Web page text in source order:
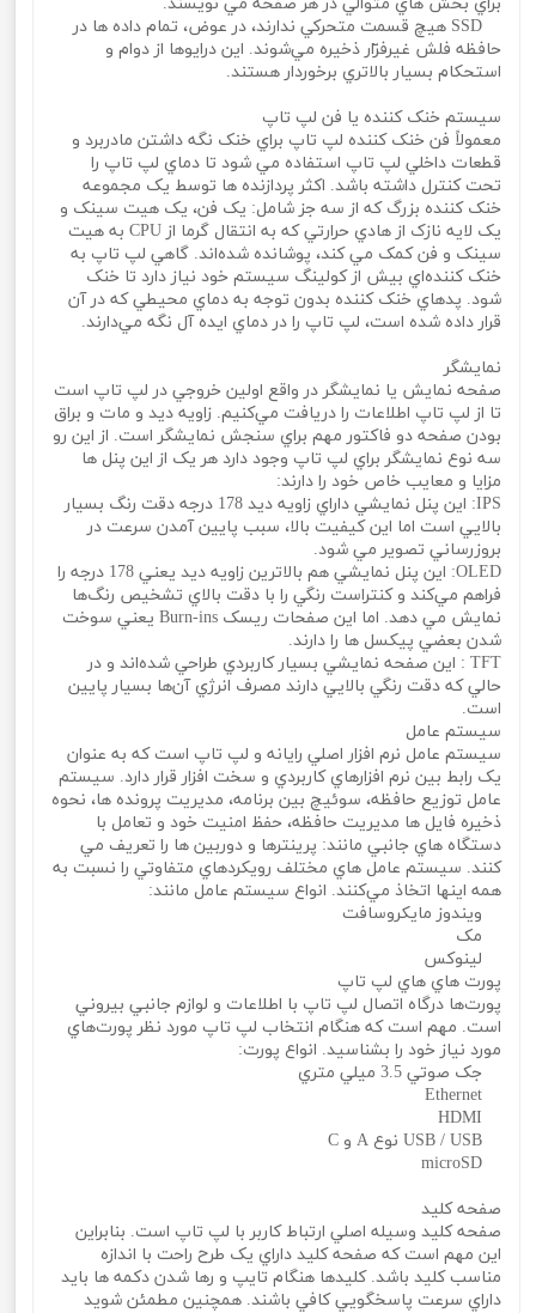
براي بخش هاي متوالي در هر صفحه مي‌ نويسند.
SSD هيچ قسمت متحرکي ندارند، در عوض، تمام داده ها در
حافظه فلش غيرفرّار ذخيره مي‌شوند. اين درايوها از دوام و
استحکام بسيار بالاتري برخوردار هستند.
سيستم خنک کننده يا فن لپ تاپ
معمولاً فن خنک کننده لپ تاپ براي خنک نگه داشتن مادربرد و
قطعات داخلي لپ تاپ استفاده مي شود تا دماي لپ تاپ را
تحت کنترل داشته باشد. اکثر پردازنده ها توسط يک مجموعه
خنک کننده بزرگ که از سه جز شامل: يک فن، يک هيت سينک و
يک لايه نازک از هادي حرارتي که به انتقال گرما از CPU به هيت
سينک و فن کمک مي‌ کند، پوشانده شده‌اند. گاهي لپ تاپ به
خنک کننده‌اي بيش از کولينگ سيستم خود نياز دارد تا خنک
شود. پدهاي خنک کننده بدون توجه به دماي محيطي که در آن
قرار داده شده است، لپ تاپ را در دماي ايده آل نگه مي‌دارند.
نمايشگر
صفحه نمايش يا نمايشگر در واقع اولين خروجي در لپ تاپ است
تا از لپ تاپ اطلاعات را دريافت مي‌کنيم. زاويه ديد و مات و براق
بودن صفحه دو فاکتور مهم براي سنجش نمايشگر است. از اين رو
سه نوع نمايشگر براي لپ تاپ وجود دارد هر يک از اين پنل ها
مزايا و معايب خاص خود را دارند:
IPS: اين پنل نمايشي داراي زاويه ديد 178 درجه دقت رنگ بسيار
بالايي است اما اين کيفيت بالا، سبب پايين آمدن سرعت در
بروزرساني تصوير مي‌ شود.
OLED: اين پنل نمايشي هم بالاترين زاويه ديد يعني 178 درجه را
فراهم مي‌کند و کنتراست رنگي را با دقت بالاي تشخيص رنگ‌ها
نمايش مي‌ دهد. اما اين صفحات ريسک Burn-ins يعني سوخت
شدن بعضي پيکسل ‌ها را دارند.
TFT : اين صفحه نمايشي بسيار کاربردي طراحي شده‌اند و در
حالي که دقت رنگي بالايي دارند مصرف انرژي آن‌ها بسيار پايين
است.
سيستم عامل
سيستم عامل نرم افزار اصلي رايانه و لپ تاپ است که به عنوان
يک رابط بين نرم افزارهاي کاربردي و سخت افزار قرار دارد. سيستم
عامل توزيع حافظه، سوئيچ بين برنامه، مديريت پرونده ها، نحوه
ذخيره فايل ها مديريت حافظه، حفظ امنيت خود و تعامل با
دستگاه هاي جانبي مانند: پرينترها و دوربين ها را تعريف مي‌
کنند. سيستم عامل هاي مختلف رويکردهاي متفاوتي را نسبت به
همه اينها اتخاذ مي‌کنند. انواع سيستم عامل مانند:
ويندوز مايکروسافت
مک
لينوکس
پورت هاي هاي لپ تاپ
پورت‌ها درگاه اتصال لپ تاپ با اطلاعات و لوازم جانبي بيروني
است. مهم است که هنگام انتخاب لپ تاپ مورد نظر پورت‌هاي
مورد نياز خود را بشناسيد. انواع پورت:
جک صوتي 3.5 ميلي متري
صفحه کليد
صفحه کليد وسيله اصلي ارتباط کاربر با لپ تاپ است. بنابراين
اين مهم است که صفحه کليد داراي يک طرح راحت با اندازه
مناسب کليد باشد. کليدها هنگام تايپ و رها شدن دکمه‌ ها بايد
داراي سرعت پاسخگويي کافي باشند. همچنين مطمئن شويد